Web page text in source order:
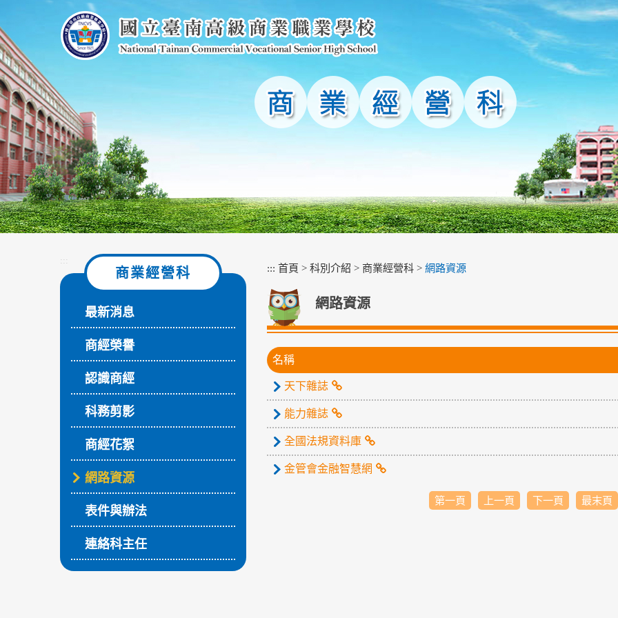
主
要
內
容
區
塊
:::
商業經營科
最新消息
商經榮譽
認識商經
科務剪影
商經花絮
網路資源
表件與辦法
連絡科主任
::: 首頁 > 科別介紹 > 商業經營科 > 網路資源
網路資源
名稱
天下雜誌
能力雜誌
全國法規資料庫
金管會金融智慧網
第一頁 上一頁 下一頁 最末頁